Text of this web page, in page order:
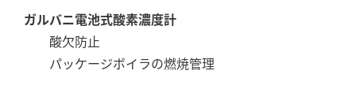
ガルバニ電池式酸素濃度計
酸欠防止
パッケージボイラの燃焼管理